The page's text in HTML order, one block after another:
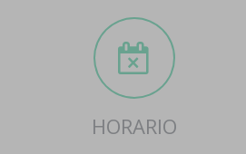
HORARIO